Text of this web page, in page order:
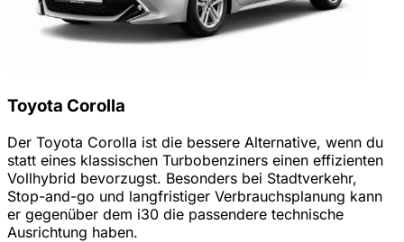
Toyota Corolla
Der Toyota Corolla ist die bessere Alternative, wenn du
statt eines klassischen Turbobenziners einen effizienten
Vollhybrid bevorzugst. Besonders bei Stadtverkehr,
Stop-and-go und langfristiger Verbrauchsplanung kann
er gegenüber dem i30 die passendere technische
Ausrichtung haben.